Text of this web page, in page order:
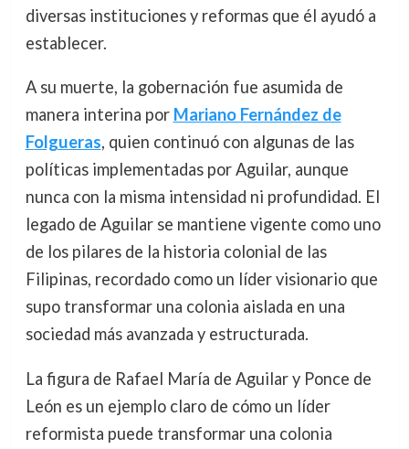
diversas instituciones y reformas que él ayudó a
establecer.
A su muerte, la gobernación fue asumida de
manera interina por Mariano Fernández de
Folgueras, quien continuó con algunas de las
políticas implementadas por Aguilar, aunque
nunca con la misma intensidad ni profundidad. El
legado de Aguilar se mantiene vigente como uno
de los pilares de la historia colonial de las
Filipinas, recordado como un líder visionario que
supo transformar una colonia aislada en una
sociedad más avanzada y estructurada.
La figura de Rafael María de Aguilar y Ponce de
León es un ejemplo claro de cómo un líder
reformista puede transformar una colonia